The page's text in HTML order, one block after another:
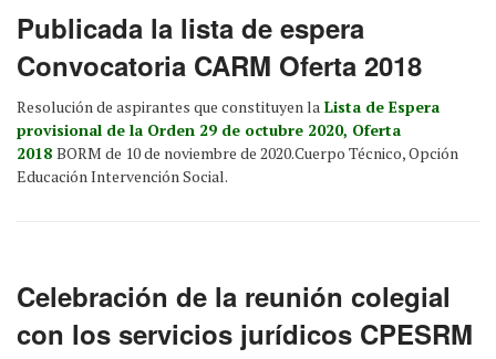
Publicada la lista de espera
Convocatoria CARM Oferta 2018
Resolución de aspirantes que constituyen la Lista de Espera
provisional de la Orden 29 de octubre 2020, Oferta
2018 BORM de 10 de noviembre de 2020.Cuerpo Técnico, Opción
Educación Intervención Social.
Celebración de la reunión colegial
con los servicios jurídicos CPESRM